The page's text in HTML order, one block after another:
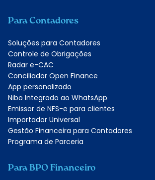
Para Contadores
Soluções para Contadores
Controle de Obrigações
Radar e-CAC
Conciliador Open Finance
App personalizado
Nibo Integrado ao WhatsApp
Emissor de NFS-e para clientes
Importador Universal
Gestão Financeira para Contadores
Programa de Parceria
Para BPO Financeiro